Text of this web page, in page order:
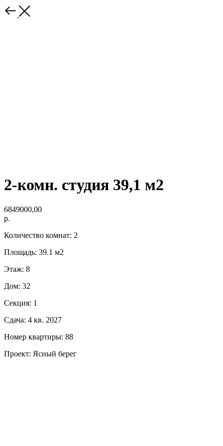
2-комн. студия 39,1 м2
6849000,00
р.
Количество комнат: 2
Площадь: 39.1 м2
Этаж: 8
Дом: 32
Секция: 1
Сдача: 4 кв. 2027
Номер квартиры: 88
Проект: Ясный берег